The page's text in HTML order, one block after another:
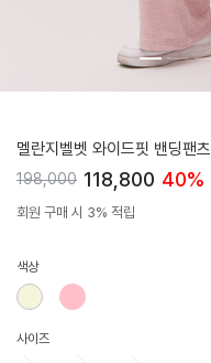
멜란지벨벳 와이드핏 밴딩팬츠
198,000 118,800 40%
회원 구매 시 3% 적립
색상
사이즈